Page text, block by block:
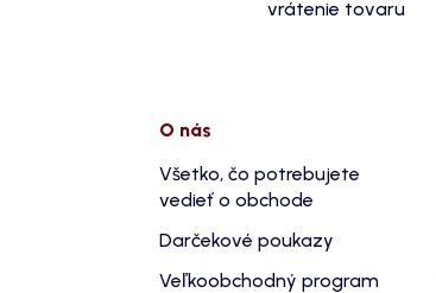
vrátenie tovaru
O nás
Všetko, čo potrebujete
vedieť o obchode
Darčekové poukazy
Veľkoobchodný program